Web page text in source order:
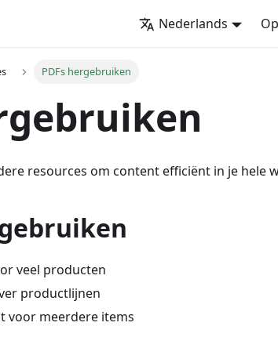
Nederlands
PDFs hergebruiken
resources om content efficiënt in je hele
veel producten
productlijnen
voor meerdere items